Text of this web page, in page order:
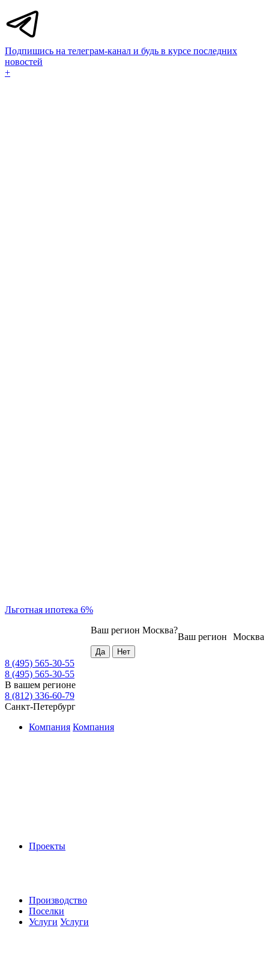
Подпишись на телеграм-канал и будь в курсе последних
новостей
+
Льготная ипотека 6%
Москва
Ваш регион
Ваш регион Москва?
8 (495) 565-30-55
8 (495) 565-30-55
В вашем регионе
8 (812) 336-60-79
Санкт-Петербург
Компания Компания
Проекты
Производство
Поселки
Услуги Услуги